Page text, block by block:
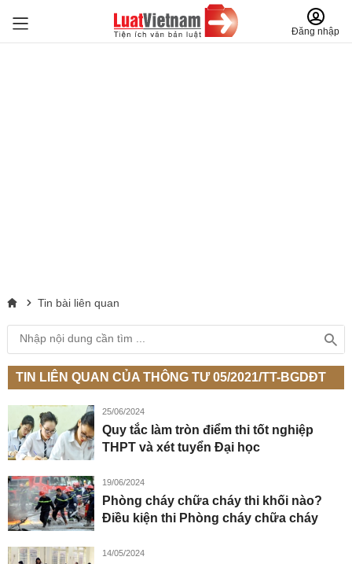
Đăng nhập
Tin bài liên quan
TIN LIÊN QUAN CỦA THÔNG TƯ 05/2021/TT-BGDĐT
25/06/2024
Quy tắc làm tròn điểm thi tốt nghiệp
THPT và xét tuyển Đại học
19/06/2024
Phòng cháy chữa cháy thi khối nào?
Điều kiện thi Phòng cháy chữa cháy
14/05/2024